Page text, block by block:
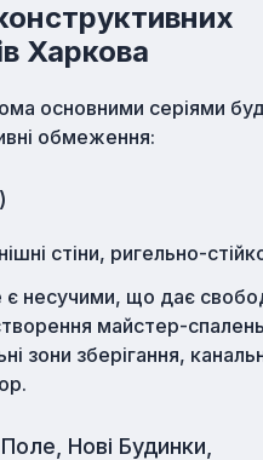
Харкова
основними серіями
обмеження:
стіни, ригельно-
є несучими, що дає
майстер-
зони зберігання,
Нові Будинки,